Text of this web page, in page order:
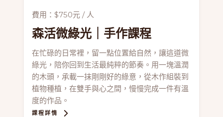
費用：$750元 / 人
森活微綠光 ｜手作課程
在忙碌的日常裡，留一點位置給自然，讓這道微
綠光，陪你回到生活最純粹的節奏。用一塊溫潤
的木頭，承載一抹剛剛好的綠意，從木作組裝到
植物種植，在雙手與心之間，慢慢完成一件有溫
度的作品。
課程詳情